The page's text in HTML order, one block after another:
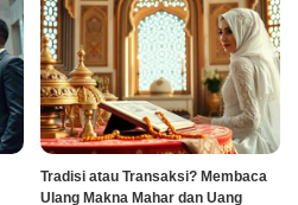
Tradisi atau Transaksi? Membaca
Ulang Makna Mahar dan Uang